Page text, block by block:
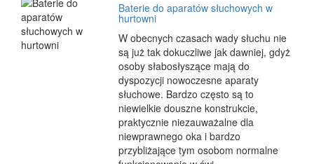
Baterie do aparatów słuchowych w
hurtowni
W obecnych czasach wady słuchu nie
są już tak dokuczliwe jak dawniej, gdyż
osoby słabosłyszące mają do
dyspozycji nowoczesne aparaty
słuchowe. Bardzo często są to
niewielkie douszne konstrukcie,
praktycznie niezauważalne dla
niewprawnego oka i bardzo
przybliżające tym osobom normalne